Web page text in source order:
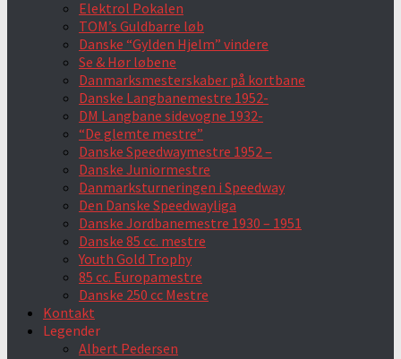
Elektrol Pokalen
TOM’s Guldbarre løb
Danske “Gylden Hjelm” vindere
Se & Hør løbene
Danmarksmesterskaber på kortbane
Danske Langbanemestre 1952-
DM Langbane sidevogne 1932-
“De glemte mestre”
Danske Speedwaymestre 1952 –
Danske Juniormestre
Danmarksturneringen i Speedway
Den Danske Speedwayliga
Danske Jordbanemestre 1930 – 1951
Danske 85 cc. mestre
Youth Gold Trophy
85 cc. Europamestre
Danske 250 cc Mestre
Kontakt
Legender
Albert Pedersen